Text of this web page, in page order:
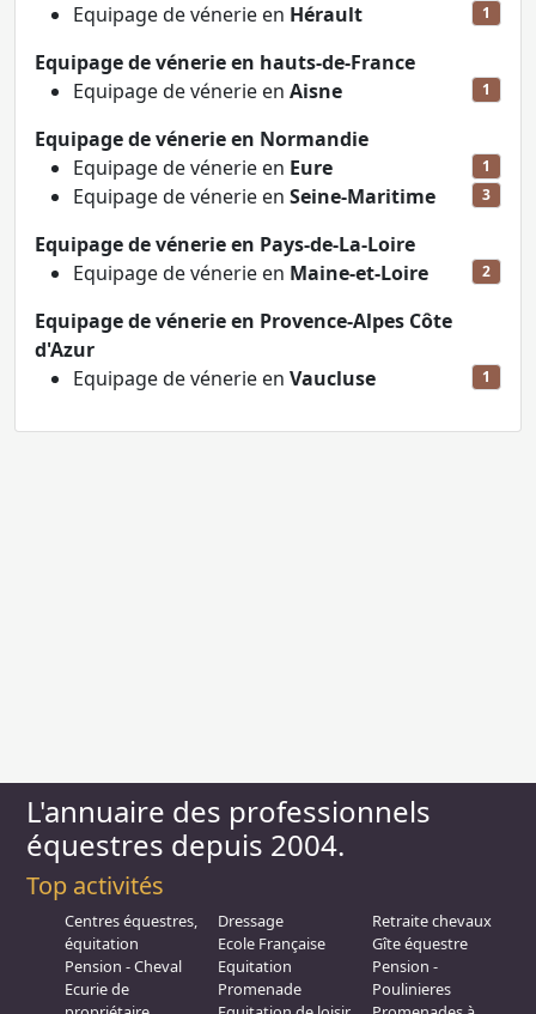
Equipage de vénerie en Hérault 1
Equipage de vénerie en hauts-de-France
Equipage de vénerie en Aisne 1
Equipage de vénerie en Normandie
Equipage de vénerie en Eure 1
Equipage de vénerie en Seine-Maritime 3
Equipage de vénerie en Pays-de-La-Loire
Equipage de vénerie en Maine-et-Loire 2
Equipage de vénerie en Provence-Alpes Côte
d'Azur
Equipage de vénerie en Vaucluse 1
L'annuaire des professionnels
équestres depuis 2004.
Top activités
Centres équestres,
équitation
Pension - Cheval
Ecurie de
Dressage
Ecole Française
Equitation
Promenade
Retraite chevaux
Gîte équestre
Pension -
Poulinieres